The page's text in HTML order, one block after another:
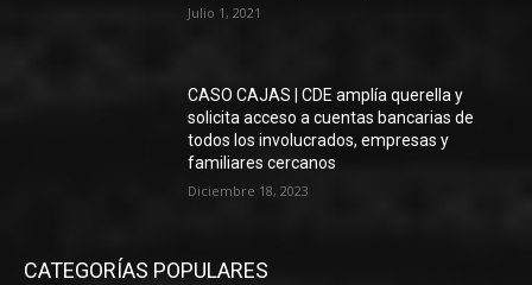
Julio 1, 2021
CASO CAJAS | CDE amplía querella y
solicita acceso a cuentas bancarias de
todos los involucrados, empresas y
familiares cercanos
Diciembre 18, 2023
CATEGORÍAS POPULARES